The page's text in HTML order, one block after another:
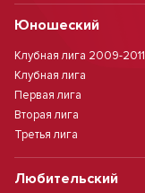
Юношеский
Клубная лига 2009-2011
Клубная лига
Первая лига
Вторая лига
Третья лига
Любительский